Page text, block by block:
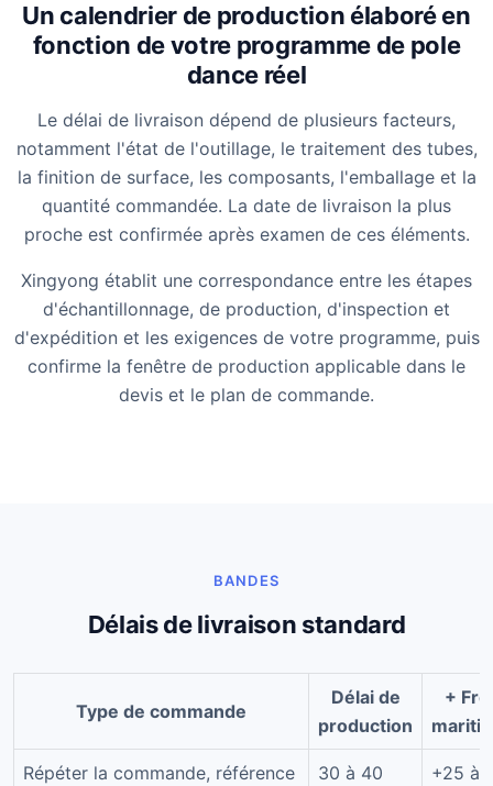
Un calendrier de production élaboré en
fonction de votre programme de pole
dance réel
Le délai de livraison dépend de plusieurs facteurs,
notamment l'état de l'outillage, le traitement des tubes,
la finition de surface, les composants, l'emballage et la
quantité commandée. La date de livraison la plus
proche est confirmée après examen de ces éléments.
Xingyong établit une correspondance entre les étapes
d'échantillonnage, de production, d'inspection et
d'expédition et les exigences de votre programme, puis
confirme la fenêtre de production applicable dans le
devis et le plan de commande.
BANDES
Délais de livraison standard
Type de commande
Délai de
production
+
Répéter la commande, référence
30 à 40
+25 à